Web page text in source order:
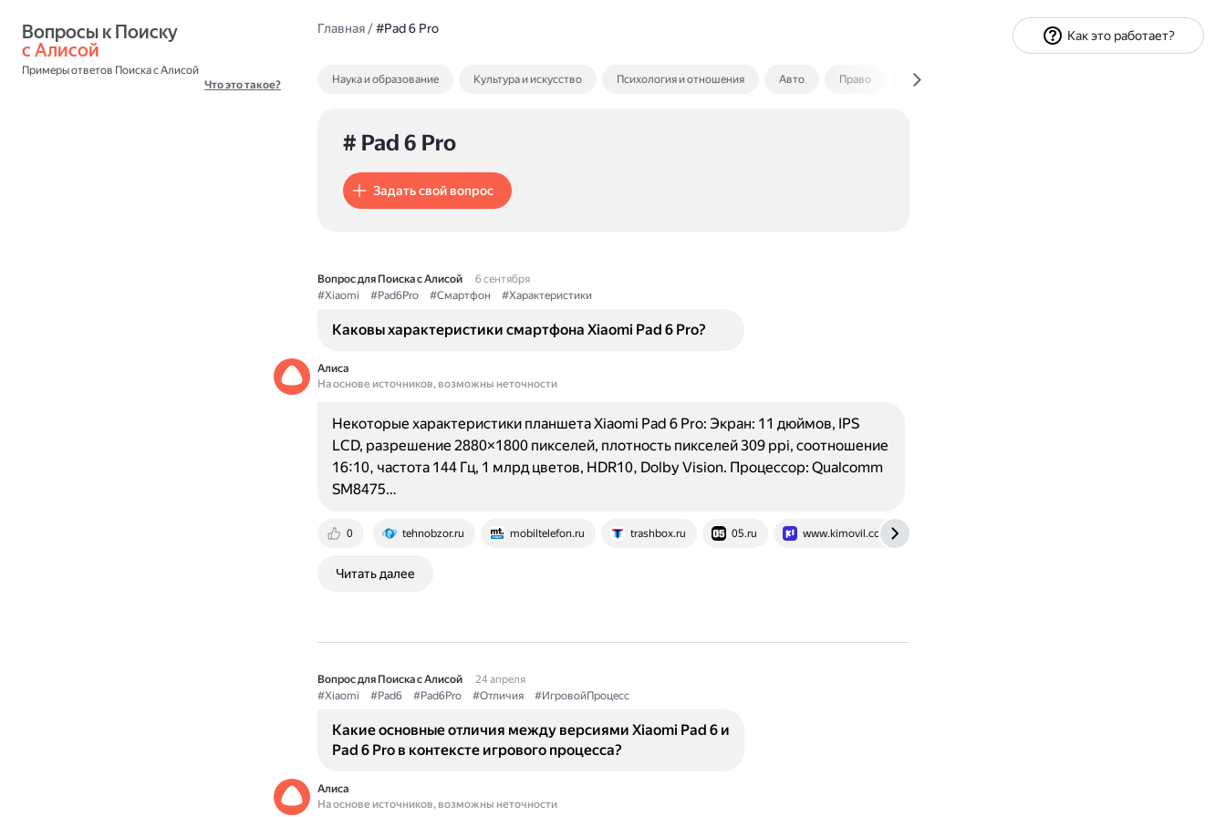
с Алисой
Примеры ответов Поиска с Алисой
Что это такое?
Главная/#Pad 6 Pro
Наука и образование Культура и искусство Психология и отношения Авто Право Экономика и финансы
# Pad 6 Pro
Задать свой вопрос
Вопрос для Поиска с Алисой
6 сентября
#Xiaomi
#Pad6Pro #Смартфон #Характеристики
Каковы характеристики смартфона Xiaomi Pad 6 Pro?
Алиса
На основе источников, возможны неточности
0 tehnobzor.ru mobiltelefon.ru trashbox.ru 05.ru www.kimovil.com
Некоторые характеристики планшета Xiaomi Pad 6 Pro: Экран: 11 дюймов, IPS
LCD, разрешение 2880×1800 пикселей, плотность пикселей 309 ppi, соотношение
16:10, частота 144 Гц, 1 млрд цветов, HDR10, Dolby Vision. Процессор: Qualcomm
SM8475…
Читать далее
Вопрос для Поиска с Алисой
24 апреля
#Xiaomi
#Pad6 #Pad6Pro #Отличия #ИгровойПроцесс
Какие основные отличия между версиями Xiaomi Pad 6 и
Pad 6 Pro в контексте игрового процесса?
Алиса
На основе источников, возможны неточности
Как это работает?